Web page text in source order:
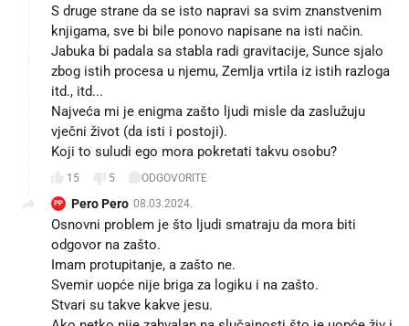
S druge strane da se isto napravi sa svim znanstvenim
knjigama, sve bi bile ponovo napisane na isti način.
Jabuka bi padala sa stabla radi gravitacije, Sunce sjalo
zbog istih procesa u njemu, Zemlja vrtila iz istih razloga
itd., itd...
Najveća mi je enigma zašto ljudi misle da zaslužuju
vječni život (da isti i postoji).
Koji to suludi ego mora pokretati takvu osobu?
15 5 ODGOVORITE
PP Pero Pero 08.03.2024.
Osnovni problem je što ljudi smatraju da mora biti
odgovor na zašto.
Imam protupitanje, a zašto ne.
Svemir uopće nije briga za logiku i na zašto.
Stvari su takve kakve jesu.